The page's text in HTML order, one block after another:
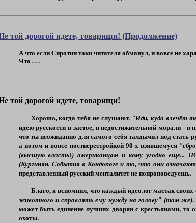
той дорогой идете, товарищи! (Продолжение)
А что если Сиротин таки читателя обманул, и вовсе не
Что . . .
той дорогой идете, товарищи!
Хорошо, когда тебя не слушают. "Иди, куда влечёт
идею русскости в застое, в недостижительной морали - в
что ты неожиданно для самого себя талдычил под стать
а потом и вовсе постперестройкой 90-х взявшемуся
(высшую власть!) американцам и кому угодно
(Кургинян. События в Кондопоге и то, что они
представленный русский менталитет не попроповедуешь.
Благо, я вспомнил, что каждый идеолог мастак
животного и справлять ему нужду на голову" (там же).
может быть единение лучших дворян с крестьянами,
охоты.